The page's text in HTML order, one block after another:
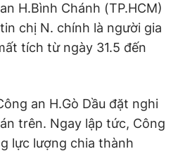
H.Bình Chánh (TP.HCM)
chị N. chính là người gia
tích từ ngày 31.5 đến
an H.Gò Dầu đặt nghi
trên. Ngay lập tức, Công
lực lượng chia thành